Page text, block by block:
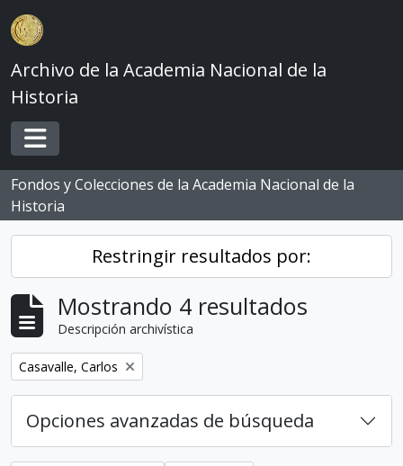
Skip to main content
Archivo de la Academia Nacional de la
Historia
Toggle navigation
Fondos y Colecciones de la Academia Nacional de la
Historia
Restringir resultados por:
Mostrando 4 resultados
Descripción archivística
Remove filter:
Casavalle, Carlos
Opciones avanzadas de búsqueda